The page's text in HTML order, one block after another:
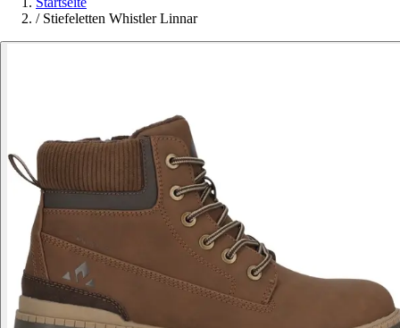
/ Stiefeletten Whistler Linnar